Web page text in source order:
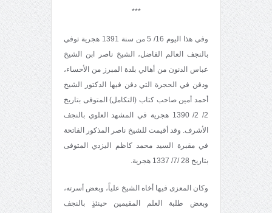
***
وفي هذا اليوم 16/ 5 من سنة 1391 هجرية توفي
بالنجف العالم الفاضل، الشيخ ناصر ابن الشيخ
عباس الدنون من أهالي بلدة المبرز من الأحساء،
ودفن في الحجرة التي دفن فيها الدكتور الشيخ
أحمد أمين صاحب كتاب (التكامل) المتوفى بتاريخ
2/ 2/ 1390 هجرية في المشهد العلوي بالنجف
الأشرف. وقد أقيمت للشيخ ناصر المذكور الفاتحة
في مقبرة السيد محمد كاظم اليزدي المتوفى
بتاريخ 28 /7/ 1337 هجرية.
وكان المعزى فيها أخاه الشيخ علياً، وبعض أسرته،
وبعض طلبة العلم المقيمين حينئذٍ بالنجف